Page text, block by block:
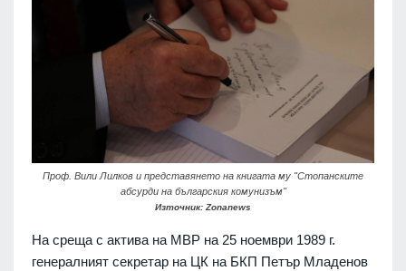
Проф. Вили Лилков и представянето на книгата му "Стопанските
абсурди на българския комунизъм"
Източник: Zonanews
На среща с актива на МВР на 25 ноември 1989 г.
генералният секретар на ЦК на БКП Петър Младенов